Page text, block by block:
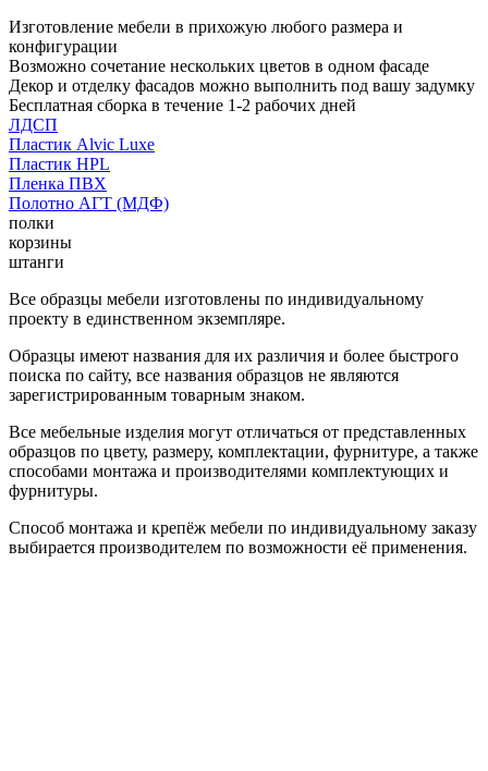
Изготовление мебели в прихожую любого размера и
конфигурации
Возможно сочетание нескольких цветов в одном фасаде
Декор и отделку фасадов можно выполнить под вашу задумку
Бесплатная сборка в течение 1-2 рабочих дней
ЛДСП
Пластик Alvic Luxe
Пластик HPL
Пленка ПВХ
Полотно АГТ (МДФ)
полки
корзины
штанги
Все образцы мебели изготовлены по индивидуальному
проекту в единственном экземпляре.
Образцы имеют названия для их различия и более быстрого
поиска по сайту, все названия образцов не являются
зарегистрированным товарным знаком.
Все мебельные изделия могут отличаться от представленных
образцов по цвету, размеру, комплектации, фурнитуре, а также
способами монтажа и производителями комплектующих и
фурнитуры.
Способ монтажа и крепёж мебели по индивидуальному заказу
выбирается производителем по возможности её применения.